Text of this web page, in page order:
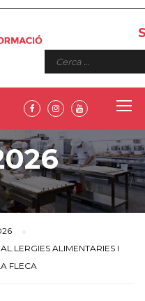
ALIMENTARIES I
FLECA